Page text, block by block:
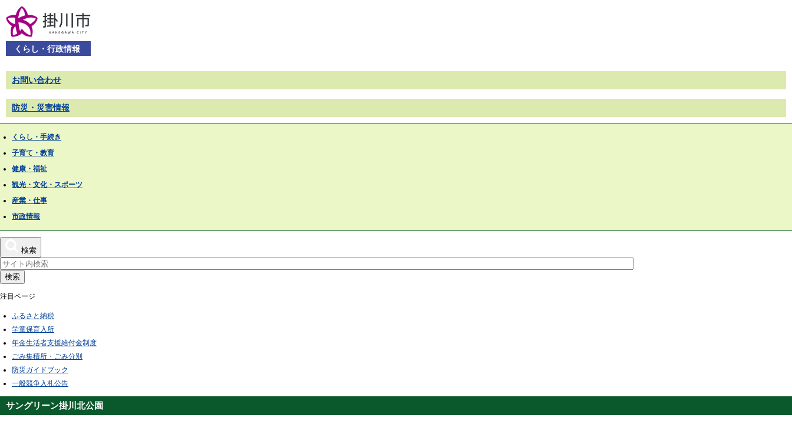
くらし・行政情報
お問い合わせ
防災・災害情報
くらし・手続き
子育て・教育
健康・福祉
観光・文化・スポーツ
産業・仕事
市政情報
検索
検索
注目ページ
ふるさと納税
学童保育入所
年金生活者支援給付金制度
ごみ集積所・ごみ分別
防災ガイドブック
一般競争入札公告
サングリーン掛川北公園